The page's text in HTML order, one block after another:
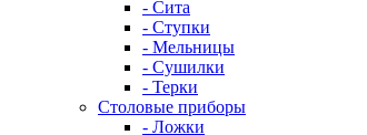
- Сита
- Ступки
- Мельницы
- Сушилки
- Терки
Столовые приборы
- Ложки